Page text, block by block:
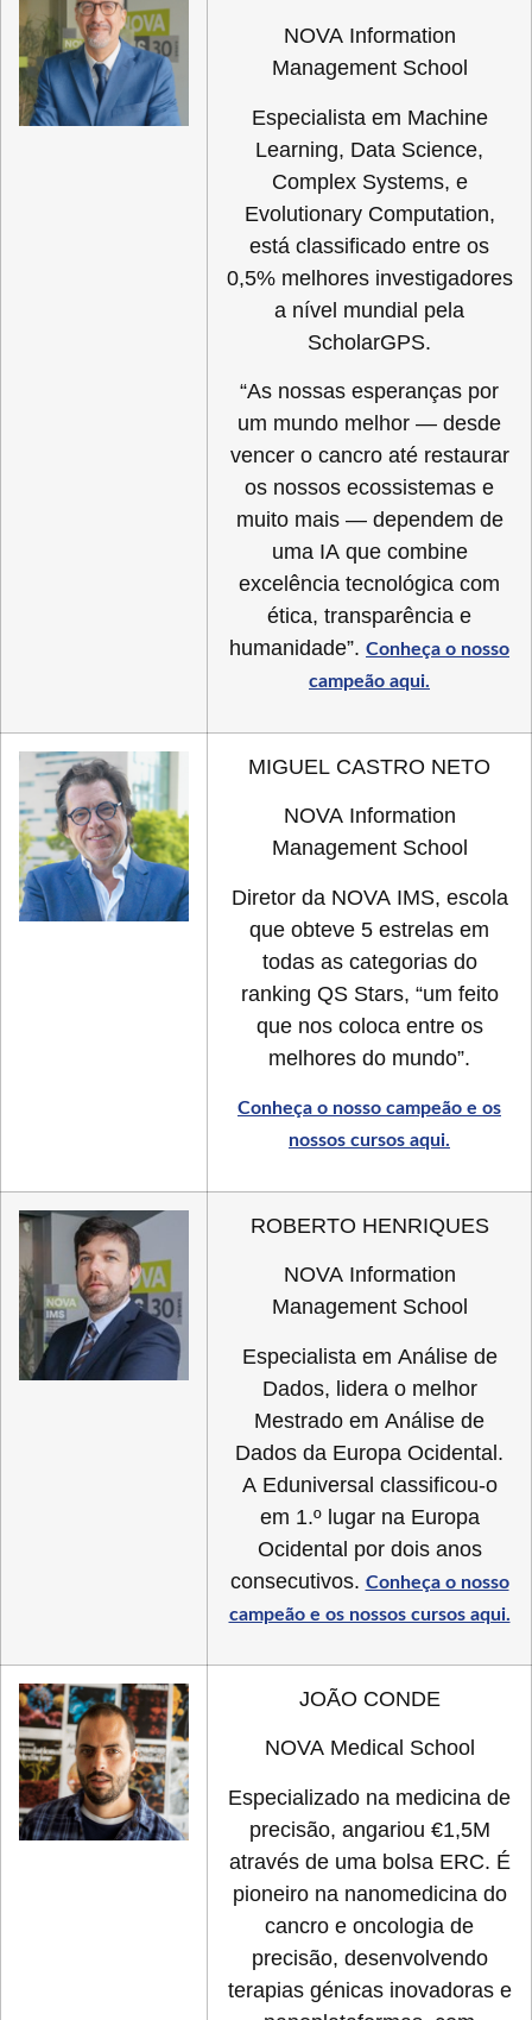
NOVA Information
Management School
Especialista em Machine
Learning, Data Science,
Complex Systems, e
Evolutionary Computation,
está classificado entre os
0,5% melhores investigadores
a nível mundial pela
ScholarGPS.
“As nossas esperanças por
um mundo melhor — desde
vencer o cancro até restaurar
os nossos ecossistemas e
muito mais — dependem de
uma IA que combine
excelência tecnológica com
ética, transparência e
humanidade”. Conheça o nosso
campeão aqui.
MIGUEL CASTRO NETO
NOVA Information
Management School
Diretor da NOVA IMS, escola
que obteve 5 estrelas em
todas as categorias do
ranking QS Stars, “um feito
que nos coloca entre os
melhores do mundo”.
Conheça o nosso campeão e os
nossos cursos aqui.
ROBERTO HENRIQUES
NOVA Information
Management School
Especialista em Análise de
Dados, lidera o melhor
Mestrado em Análise de
Dados da Europa Ocidental.
A Eduniversal classificou-o
em 1.º lugar na Europa
Ocidental por dois anos
consecutivos. Conheça o nosso
campeão e os nossos cursos aqui.
JOÃO CONDE
NOVA Medical School
Especializado na medicina de
precisão, angariou €1,5M
através de uma bolsa ERC. É
pioneiro na nanomedicina do
cancro e oncologia de
precisão, desenvolvendo
terapias génicas inovadoras e